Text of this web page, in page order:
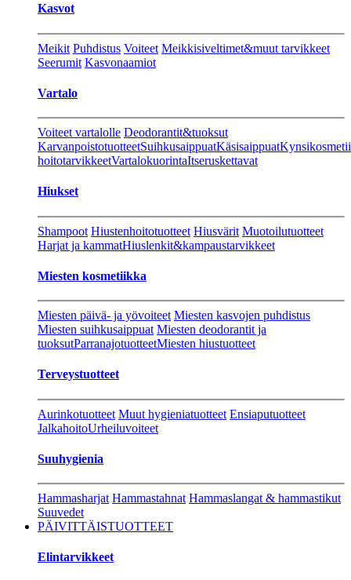
Kasvot
Meikit Puhdistus Voiteet Meikkisiveltimet&muut tarvikkeet
Seerumit Kasvonaamiot
Vartalo
Voiteet vartalolle Deodorantit&tuoksut
KarvanpoistotuotteetSuihkusaippuatKäsisaippuat
hoitotarvikkeetVartalokuorintaItseruskettavat
Hiukset
Shampoot Hiustenhoitotuotteet Hiusvärit Muotoilutuotteet
Harjat ja kammatHiuslenkit&kampaustarvikkeet
Miesten kosmetiikka
Miesten päivä- ja yövoiteet Miesten kasvojen puhdistus
Miesten suihkusaippuat Miesten deodorantit ja
tuoksutParranajotuotteetMiesten hiustuotteet
Terveystuotteet
Aurinkotuotteet Muut hygieniatuotteet Ensiaputuotteet
JalkahoitoUrheiluvoiteet
Suuhygienia
Hammasharjat Hammastahnat Hammaslangat & hammastikut
Suuvedet
PÄIVITTÄISTUOTTEET
Elintarvikkeet